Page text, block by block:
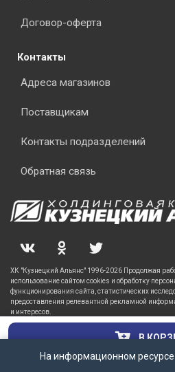
В
На информационном
Договор-оферта
Контакты
Адреса магазинов
Поставщикам
Контакты подразделений
Обратная связь
ХК "Кузнецкий Альянс" 1996-2026 Продолжая
использование сайтом cookies и обработку
функционирования сайта, статистических
предоставления релевантной рекламной
и интересов.